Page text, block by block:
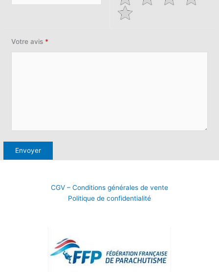
Votre avis *
CGV – Conditions générales de vente
Politique de confidentialité